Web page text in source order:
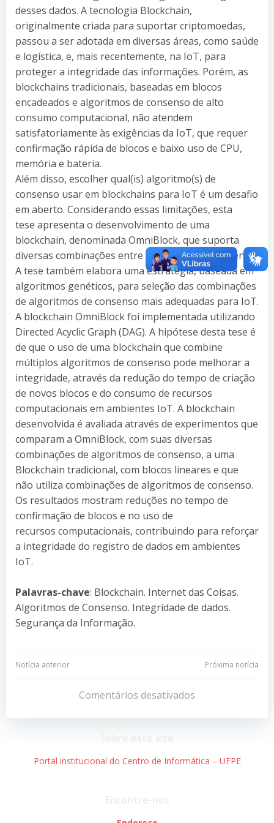
desses dados. A tecnologia Blockchain,
originalmente criada para suportar criptomoedas,
passou a ser adotada em diversas áreas, como saúde
e logística, e, mais recentemente, na IoT, para
proteger a integridade das informações. Porém, as
blockchains tradicionais, baseadas em blocos
encadeados e algoritmos de consenso de alto
consumo computacional, não atendem
satisfatoriamente às exigências da IoT, que requer
confirmação rápida de blocos e baixo uso de CPU,
memória e bateria.
Além disso, escolher qual(is) algoritmo(s) de
consenso usar em blockchains para IoT é um desafio
em aberto. Considerando essas limitações, esta
tese apresenta o desenvolvimento de uma
blockchain, denominada OmniBlock, que suporta
diversas combinações entre algoritmos de consenso.
A tese também elabora uma estratégia, baseada em
algoritmos genéticos, para seleção das combinações
de algoritmos de consenso mais adequadas para IoT.
A blockchain OmniBlock foi implementada utilizando
Directed Acyclic Graph (DAG). A hipótese desta tese é
de que o uso de uma blockchain que combine
múltiplos algoritmos de consenso pode melhorar a
integridade, através da redução do tempo de criação
de novos blocos e do consumo de recursos
computacionais em ambientes IoT. A blockchain
desenvolvida é avaliada através de experimentos que
comparam a OmniBlock, com suas diversas
combinações de algoritmos de consenso, a uma
Blockchain tradicional, com blocos lineares e que
não utiliza combinações de algoritmos de consenso.
Os resultados mostram reduções no tempo de
confirmação de blocos e no uso de
recursos computacionais, contribuindo para reforçar
a integridade do registro de dados em ambientes
IoT.
Palavras-chave: Blockchain. Internet das Coisas.
Algoritmos de Consenso. Integridade de dados.
Segurança da Informação.
Navegação
Post
Notícia anterior
Navegação
de
Post
Próxima notícia
Comentários desativados
Portal institucional do Centro de Informática – UFPE